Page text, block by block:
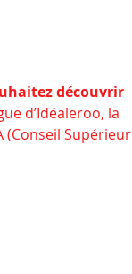
découvrir
d’Idéaleroo, la
(Conseil Supérieur